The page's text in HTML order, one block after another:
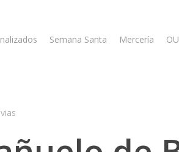
Semana Santa Mercería